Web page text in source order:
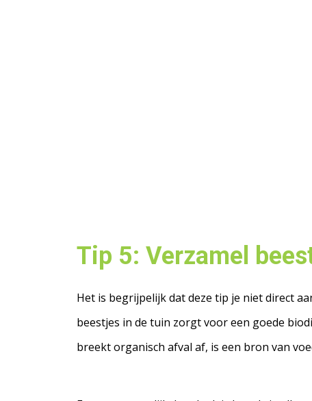
Tip 5: Verzamel
Het is begrijpelijk dat deze tip je niet direct
beestjes in de tuin zorgt voor een goede
breekt organisch afval af, is een bron van